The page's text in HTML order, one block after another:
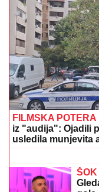
Selektor u
mogu da